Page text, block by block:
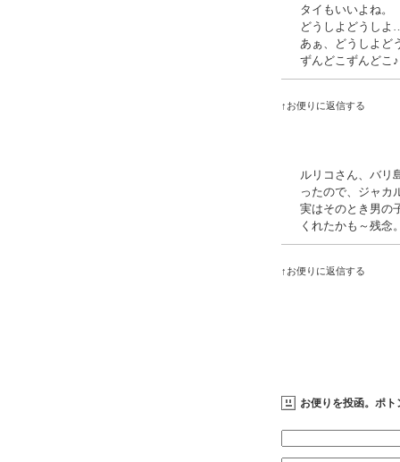
タイもいいよね。
どうしよどうしよ
あぁ、どうしよど
ずんどこずんどこ♪
↑お便りに返信する
ルリコさん、バリ
ったので、ジャカ
実はそのとき男の
くれたかも～残念
↑お便りに返信する
お便りを投函。ポト